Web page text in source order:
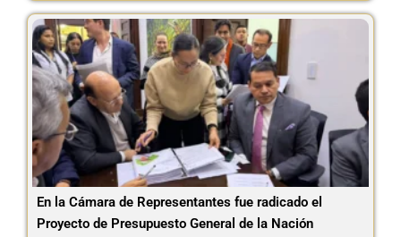
En la Cámara de Representantes fue radicado el
Proyecto de Presupuesto General de la Nación